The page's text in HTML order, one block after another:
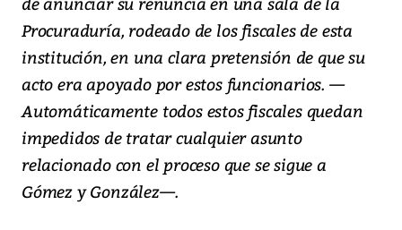
Procuraduría, rodeado de los fiscales de esta
institución, en una clara pretensión de que su
acto era apoyado por estos funcionarios. —
Automáticamente todos estos fiscales quedan
impedidos de tratar cualquier asunto
relacionado con el proceso que se sigue a
Gómez y González—.